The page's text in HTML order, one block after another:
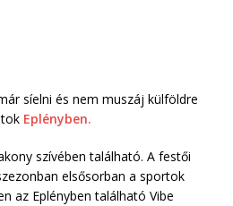
síelni és nem muszáj külföldre
Eplényben.
szívében található. A festői
elsősorban a sportok
az Eplényben található Vibe